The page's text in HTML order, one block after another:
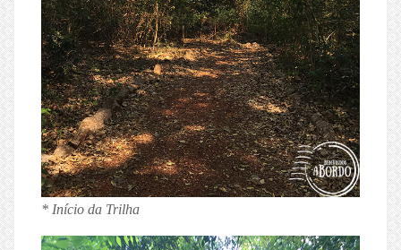
* Início da Trilha